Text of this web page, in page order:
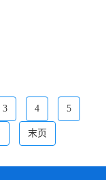
3 4 5
末页